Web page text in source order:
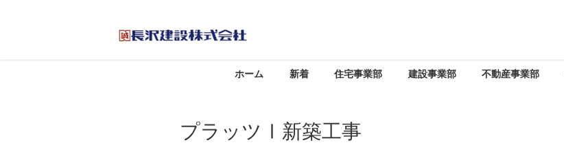
ホーム 新着 住宅事業部 建設事業部 不動産事業部
プラッツⅠ新築工事